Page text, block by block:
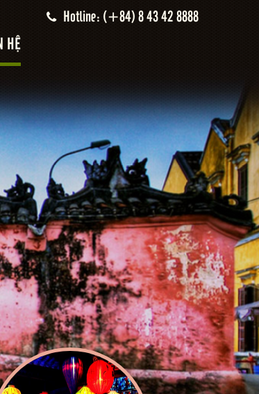
Hotline: (+84) 8 43 42 8888
HỆ